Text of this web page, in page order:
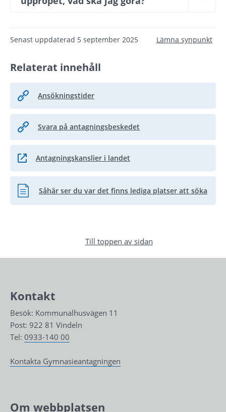
Senast uppdaterad 5 september 2025 Lämna synpunkt
Relaterat innehåll
Ansökningstider
Svara på antagningsbeskedet
Antagningskanslier i landet
Länk till annan webbplats.
Såhär ser du var det finns lediga platser att söka
Pdf, 248.9 kB.
Till toppen av sidan
Kontakt
Besök: Kommunalhusvägen 11
Post: 922 81 Vindeln
Tel: 0933-140 00
Kontakta Gymnasieantagningen
Om webbplatsen